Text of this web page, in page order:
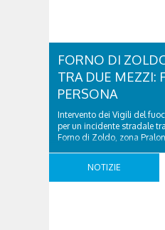
FORNO DI
TRA DUE MEZZI:
PERSONA
Intervento dei Vigili del
per un incidente stradale
Forno di Zoldo, zona
Belluno e dei volontari di
NOTIZIE